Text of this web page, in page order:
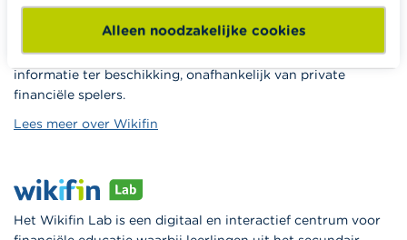
Alleen noodzakelijke cookies
Wikifin.be is een portaalsite die je helpt bij je financiële
beslissingen. Ze stelt gratis betrouwbare en handige
informatie ter beschikking, onafhankelijk van private
financiële spelers.
Lees meer over Wikifin
Het Wikifin Lab is een digitaal en interactief centrum voor